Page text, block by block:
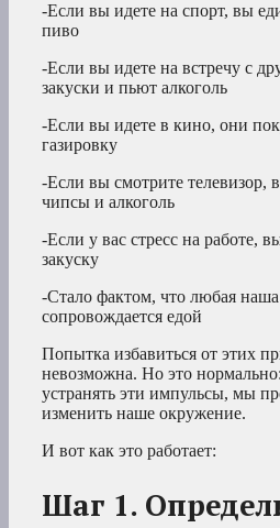
-Если вы идете на спорт, вы
пиво
-Если вы идете на встречу с
закуски и пьют алкоголь
-Если вы идете в кино, они
газировку
-Если вы смотрите телевизор,
чипсы и алкоголь
-Если у вас стресс на работе,
закуску
-Стало фактом, что любая наша
сопровождается едой
Попытка избавиться от этих
невозможна. Но это
устранять эти импульсы, мы
изменить наше окружение.
И вот как это работает:
Шаг 1.